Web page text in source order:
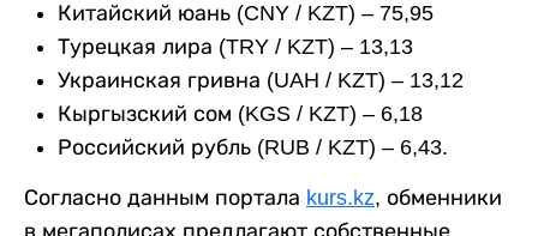
Китайский юань (CNY / KZT) – 75,95
Турецкая лира (TRY / KZT) – 13,13
Украинская гривна (UAH / KZT) – 13,12
Кыргызский сом (KGS / KZT) – 6,18
Российский рубль (RUB / KZT) – 6,43.
Согласно данным портала kurs.kz, обменники